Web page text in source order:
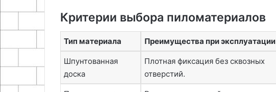
Критерии выбора пиломатериалов
Тип материала Преимущества при эксплуатации
Шпунтованная
доска
Плотная фиксация без сквозных
отверстий.